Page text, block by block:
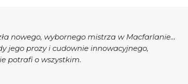
nowego, wybornego mistrza w Macfarlanie…
jego prozy i cudownie innowacyjnego,
potrafi o wszystkim.